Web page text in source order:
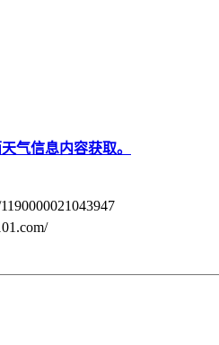
气信息内容获取。